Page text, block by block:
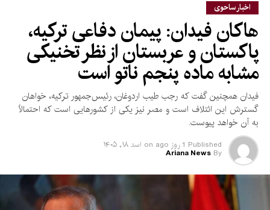
اخبار ساحوی
هاکان فیدان: پیمان دفاعی ترکیه،
پاکستان و عربستان از نظر تخنیکی
مشابه ماده پنجم ناتو است
فیدان همچنین گفت که رجب طیب اردوغان، رئیس‌جمهور ترکیه، خواهان
گسترش این ائتلاف است و مصر نیز یکی از کشورهایی است که احتمالاً
به آن خواهد پیوست.
Published 1 روز ago on اسد ۱۸, ۱۴۰۵
By
Ariana News